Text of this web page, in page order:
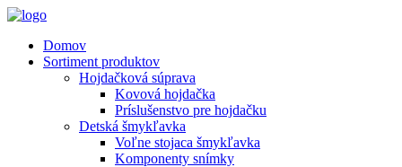
Domov
Sortiment produktov
Hojdačková súprava
Kovová hojdačka
Príslušenstvo pre hojdačku
Detská šmykľavka
Voľne stojaca šmykľavka
Komponenty snímky